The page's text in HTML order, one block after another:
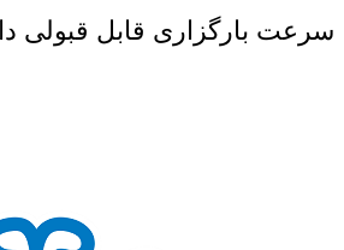
سرعت بارگزاری قابل قبولی